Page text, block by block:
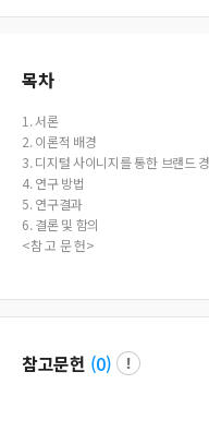
목차
1. 서론
2. 이론적 배경
3. 디지털 사이니지를 통한 브랜드
4. 연구 방법
5. 연구결과
6. 결론 및 함의
<참 고 문 헌>
참고문헌 (0)